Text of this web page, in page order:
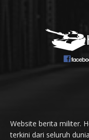
Website berita militer.
terkini dari seluruh